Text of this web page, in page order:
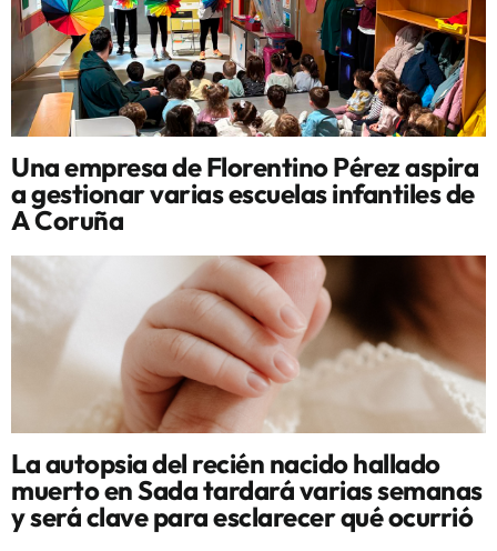
Una empresa de Florentino Pérez aspira
a gestionar varias escuelas infantiles de
A Coruña
La autopsia del recién nacido hallado
muerto en Sada tardará varias semanas
y será clave para esclarecer qué ocurrió